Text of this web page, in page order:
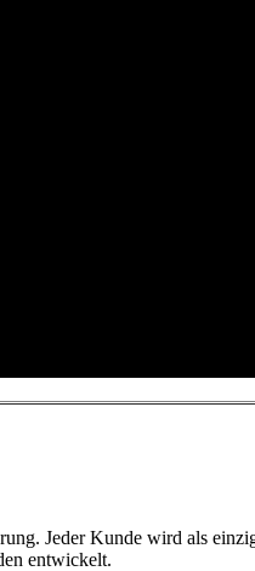
Jeder Kunde wird als
entwickelt.